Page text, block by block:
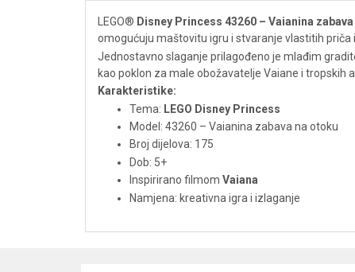
LEGO® Disney Princess 43260 – Vaianina
omogućuju maštovitu igru i stvaranje vlastitih
Jednostavno slaganje prilagođeno je mlađim
kao poklon za male obožavatelje Vaiane i tropskih
Karakteristike:
Tema: LEGO Disney Princess
Model: 43260 – Vaianina zabava na otoku
Broj dijelova: 175
Dob: 5+
Inspirirano filmom Vaiana
Namjena: kreativna igra i izlaganje